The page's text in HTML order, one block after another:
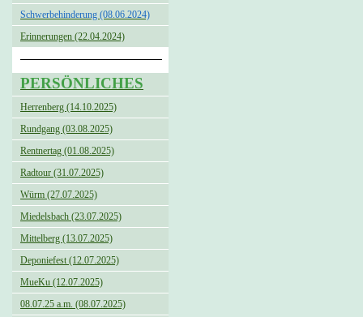
Schwerbehinderung (08.06.2024)
Erinnerungen (22.04.2024)
PERSÖNLICHES
Herrenberg (14.10.2025)
Rundgang (03.08.2025)
Rentnertag (01.08.2025)
Radtour (31.07.2025)
Würm (27.07.2025)
Miedelsbach (23.07.2025)
Mittelberg (13.07.2025)
Deponiefest (12.07.2025)
MueKu (12.07.2025)
08.07.25 a.m. (08.07.2025)